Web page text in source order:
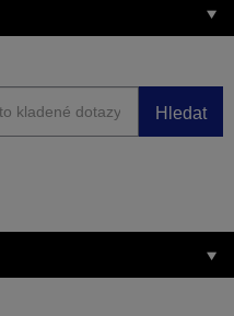
Hledat